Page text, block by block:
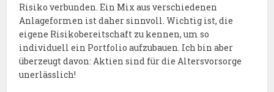
Risiko verbunden. Ein Mix aus verschiedenen
Anlageformen ist daher sinnvoll. Wichtig ist, die
eigene Risikobereitschaft zu kennen, um so
individuell ein Portfolio aufzubauen. Ich bin aber
überzeugt davon: Aktien sind für die Altersvorsorge
unerlässlich!